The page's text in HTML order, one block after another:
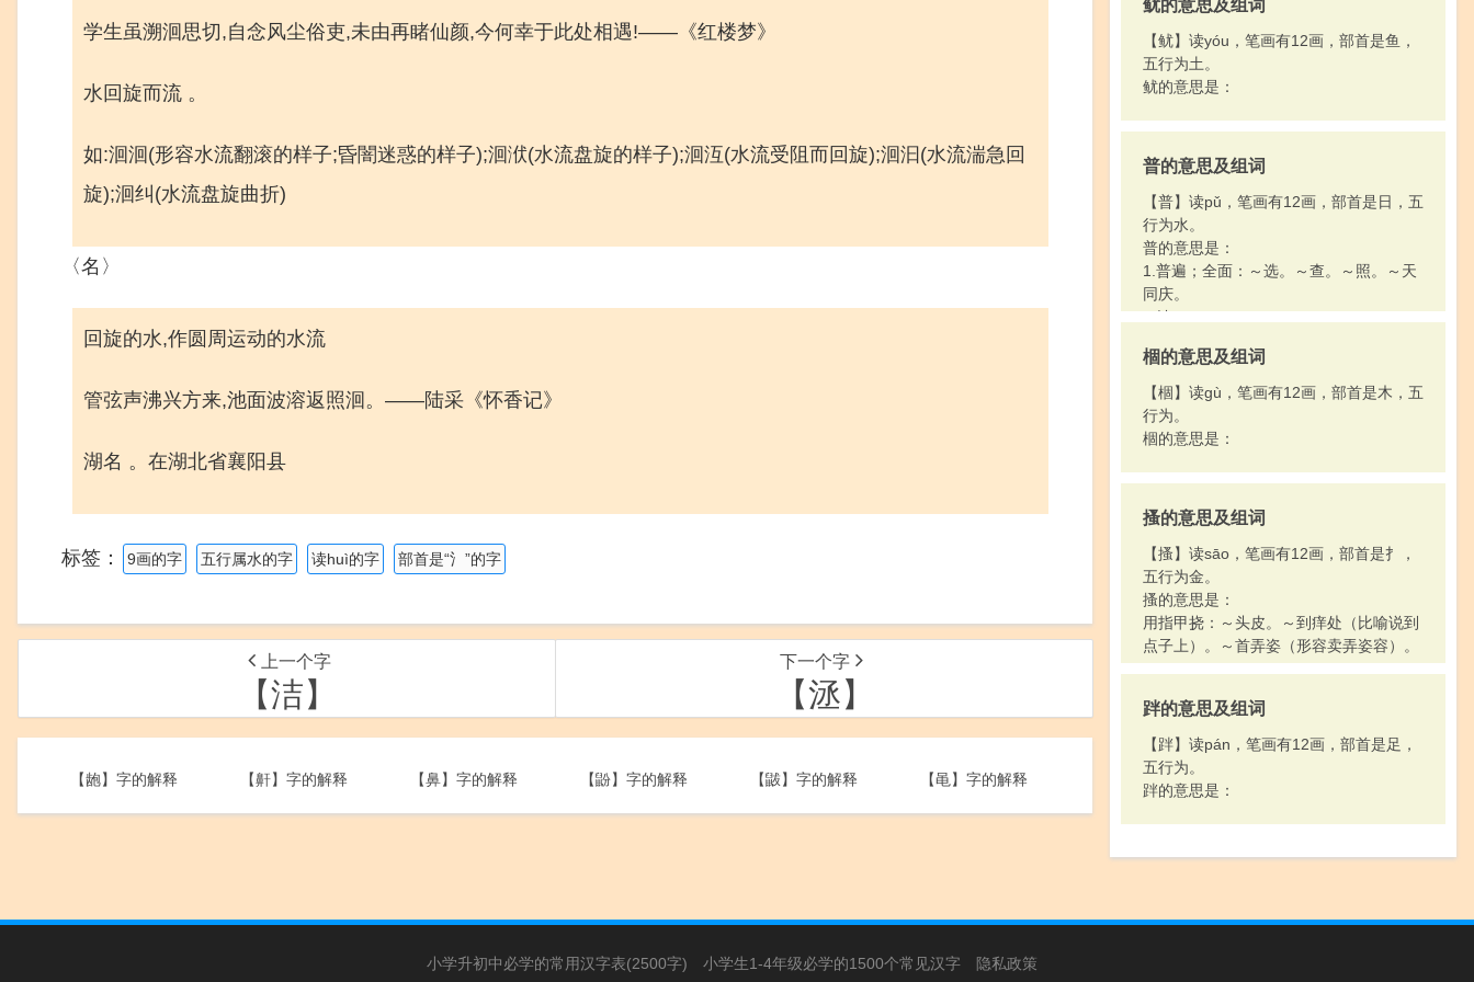
学生虽溯洄思切,自念风尘俗吏,未由再睹仙颜,今何幸于此处相遇!——《红楼梦》
水回旋而流 。
如:洄洄(形容水流翻滚的样子;昏闇迷惑的样子);洄洑(水流盘旋的样子);洄沍(水流受阻而回旋);洄汩(水流湍急回
旋);洄纠(水流盘旋曲折)
〈名〉
回旋的水,作圆周运动的水流
管弦声沸兴方来,池面波溶返照洄。——陆采《怀香记》
湖名 。在湖北省襄阳县
标签： 9画的字 五行属水的字 读huì的字 部首是“氵”的字
上一个字
【洁】
下一个字
【洆】
【龅】字的解释 【鼾】字的解释 【鼻】字的解释 【鼢】字的解释 【鼥】字的解释 【黾】字的解释
鱿的意思及组词
【鱿】读yóu，笔画有12画，部首是鱼，
五行为土。
鱿的意思是：
普的意思及组词
【普】读pǔ，笔画有12画，部首是日，五
行为水。
普的意思是：
1.普遍；全面：～选。～查。～照。～天
同庆。
2.姓。
棝的意思及组词
【棝】读gù，笔画有12画，部首是木，五
行为。
棝的意思是：
搔的意思及组词
【搔】读sāo，笔画有12画，部首是扌，
五行为金。
搔的意思是：
用指甲挠：～头皮。～到痒处（比喻说到
点子上）。～首弄姿（形容卖弄姿容）。
跘的意思及组词
【跘】读pán，笔画有12画，部首是足，
五行为。
跘的意思是：
小学升初中必学的常用汉字表(2500字) 小学生1-4年级必学的1500个常见汉字 隐私政策